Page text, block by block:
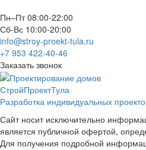
Пн–Пт 08:00-22:00
Сб-Вс 10:00-20:00
info@stroy-proekt-tula.ru
+7 953 422-40-46
Заказать звонок
СтройПроектТула
Разработка индивидуальных
Сайт носит исключительно
является публичной офертой,
Для получения подробной